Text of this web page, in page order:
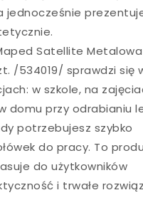
jednocześnie
Satellite Metalowa
/534019/ sprawdzi się
w szkole, na
domu przy odrabianiu
potrzebujesz szybko
do pracy. To
do użytkowników
i trwałe